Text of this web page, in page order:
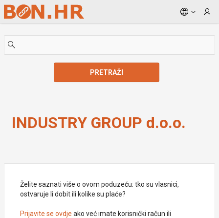
Skip to Main Content
PRETRAŽI
INDUSTRY GROUP d.o.o.
Želite saznati više o ovom poduzeću: tko su vlasnici,
ostvaruje li dobit ili kolike su plaće?
Prijavite se ovdje ako već imate korisnički račun ili